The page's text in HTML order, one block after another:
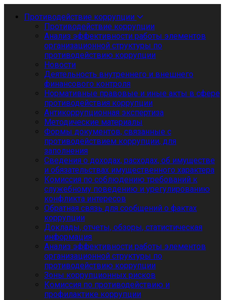
Противодействие коррупции
Противодействие коррупции
Анализ эффективности работы элементов
организационной структуры по
противодействию коррупции
Новости
Деятельность внутреннего и внешнего
финансового контроля
Нормативные правовые и иные акты в сфере
противодействия коррупции
Антикоррупционная экспертиза
Методические материалы
Формы документов, связанные с
противодействием коррупции, для
заполнения
Сведения о доходах, расходах, об имуществе
и обязательствах имущественного характера
Комиссия по соблюдению требований к
служебному поведению и урегулированию
конфликта интересов
Обратная связь для сообщений о фактах
коррупции
Доклады, отчеты, обзоры, статистическая
информация
Анализ эффективности работы элементов
организационной структуры по
противодействию коррупции
Зоны коррупционных рисков
Комиссия по противодействию и
профилактике коррупции